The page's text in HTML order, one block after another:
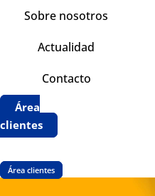
Sobre nosotros
Actualidad
Contacto
Área
clientes
Área clientes